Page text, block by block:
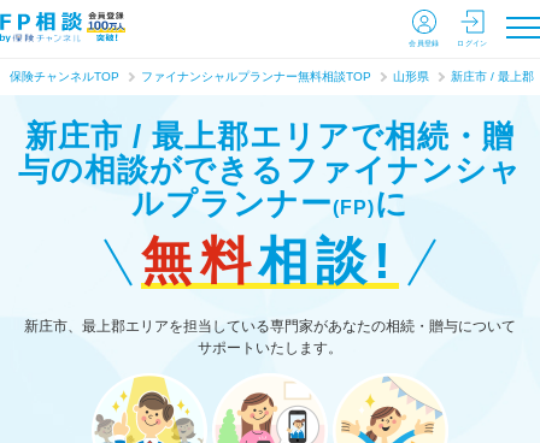
会員登録 ログイン
保険チャンネルTOP ファイナンシャルプランナー無料相談TOP 山形県 新庄市 / 最上郡
新庄市 / 最上郡エリアで相続・贈
与の相談ができる ファイナンシャ
ルプランナー(FP)に
無料相談!
新庄市、最上郡エリアを担当している専門家があなたの相続・贈与について
サポートいたします。